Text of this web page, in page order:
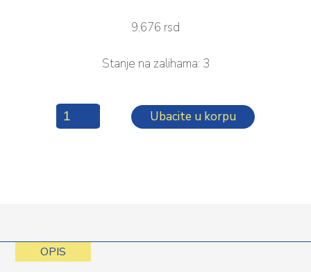
9,676 rsd
Stanje na zalihama: 3
Ubacite u korpu
OPIS